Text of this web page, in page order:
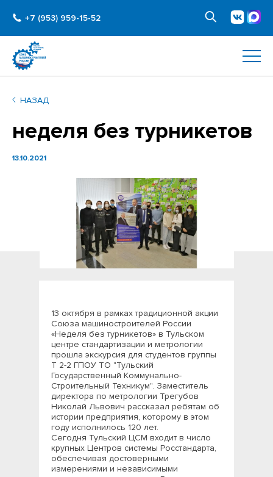
+7 (953) 959-15-52
НАЗАД
неделя без турникетов
13.10.2021
13 октября в рамках традиционной акции
Союза машиностроителей России
«Неделя без турникетов» в Тульском
центре стандартизации и метрологии
прошла экскурсия для студентов группы
Т 2-2 ГПОУ ТО "Тульский
Государственный Коммунально-
Строительный Техникум". Заместитель
директора по метрологии Трегубов
Николай Львович рассказал ребятам об
истории предприятия, которому в этом
году исполнилось 120 лет.
Сегодня Тульский ЦСМ входит в число
крупных Центров системы Росстандарта,
обеспечивая достоверными
измерениями и независимыми